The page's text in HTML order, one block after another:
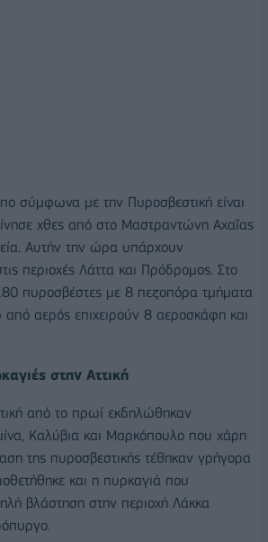
σύμφωνα με την Πυροσβεστική είναι
χθες από στο Μαστραντώνη Αχαΐας
Αυτήν την ώρα υπάρχουν
περιοχές Λάττα και Πρόδρομος. Στο
πυροσβέστες με 8 πεζοπόρα τμήματα
αερός επιχειρούν 8 αεροσκάφη και
στην Αττική
από το πρωί εκδηλώθηκαν
Καλύβια και Μαρκόπουλο που χάρη
της πυροσβεστικής τέθηκαν γρήγορα
και η πυρκαγιά που
βλάστηση στην περιοχή Λάκκα